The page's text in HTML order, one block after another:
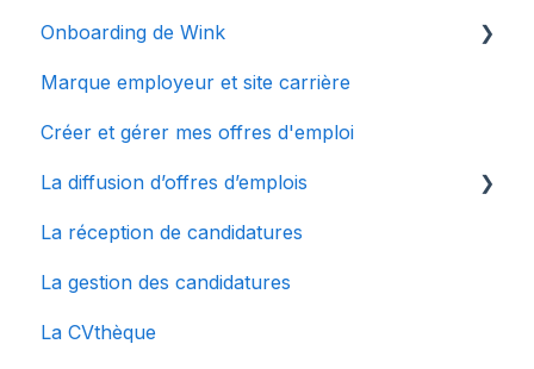
Onboarding de Wink
Bienvenue chez Wink
Mes premiers pas
Configurer mon compte
Le dashboard
Marque employeur et site carrière
Créer et gérer mes offres d'emploi
La diffusion d’offres d’emplois
La multidiffusion
Connecter des sites d'emplois à Wink
La réception de candidatures
La gestion des candidatures
La CVthèque